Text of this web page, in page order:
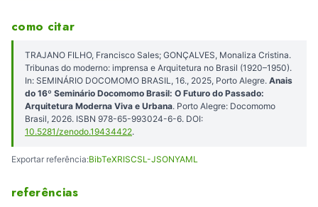
como citar
TRAJANO FILHO, Francisco Sales; GONÇALVES, Monaliza Cristina.
Tribunas do moderno: imprensa e Arquitetura no Brasil (1920–1950).
In: SEMINÁRIO DOCOMOMO BRASIL, 16., 2025, Porto Alegre. Anais
do 16º Seminário Docomomo Brasil: O Futuro do Passado:
Arquitetura Moderna Viva e Urbana. Porto Alegre: Docomomo
Brasil, 2026. ISBN 978-65-993024-6-6. DOI:
10.5281/zenodo.19434422.
Exportar referência:BibTeXRISCSL-JSONYAML
referências